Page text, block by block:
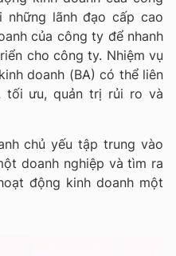
lãnh đạo cấp cao
của công ty để nhanh
cho công ty. Nhiệm vụ
doanh (BA) có thể liên
tối ưu, quản trị rủi ro và
chủ yếu tập trung vào
doanh nghiệp và tìm ra
động kinh doanh một